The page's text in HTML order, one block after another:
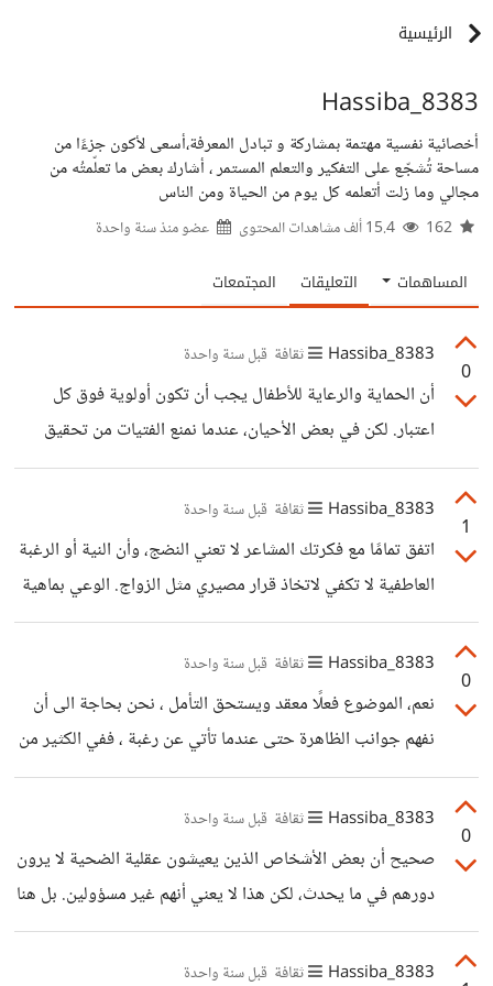
الرئيسية
8383_Hassiba
أخصائية نفسية مهتمة بمشاركة و تبادل المعرفة،أسعى لأكون جزءًا من
مساحة تُشجّع على التفكير والتعلم المستمر ، أشارك بعض ما تعلّمتُه من
مجالي وما زلت أتعلمه كل يوم من الحياة ومن الناس
عضو منذسنة واحدة
المساهمات التعليقات المجتمعات
0
8383_Hassiba ثقافة قبل سنة واحدة
أن الحماية والرعاية للأطفال يجب أن تكون أولوية فوق كل
اعتبار. لكن في بعض الأحيان، عندما نمنع الفتيات من تحقيق
رغبتهن، نجد أن الكثير منهن قد يلجأن إلى الهروب، أو البقاء في
علاقات غرامية سرّية مع الشخص ذاته، وقد يتطور الأمر إلى
الدخول في ممارسات غير شرعية تنتهي بما لا يُحمد عقباه. فكيف
يمكن التعامل مع مثل هذه الحالات !؟
1
8383_Hassiba ثقافة قبل سنة واحدة
اتفق تمامًا مع فكرتك المشاعر لا تعني النضج، وأن النية أو الرغبة
العاطفية لا تكفي لاتخاذ قرار مصيري مثل الزواج. الوعي بماهية
الزواج ومسؤولياته هو حجر الأساس، وهذا الوعي لا يتكوّن في
عمر الطفولة أو المراهقة، بل يحتاج لخبرة، نضج نفسي،
واستقلال فكري. والدور الحقيقي اليوم هو أن نساعد هؤلاء
الفتيات على فهم دوافعهن العاطفية، وتوجيهها بدل محاكمتها أو
تركها تنضج في بيئة مشوشة بل حمايتها حتى تتعلم ماهي
رغباتهن،
0
8383_Hassiba ثقافة قبل سنة واحدة
نعم، الموضوع فعلًا معقد ويستحق التأمل ، نحن بحاجة الى أن
نفهم جوانب الظاهرة حتى عندما تأتي عن رغبة ، ففي الكثير من
الحالات، تكون "رغبة القاصر" مجرّد استجابة مشوشة
لاحتياجاتها النفسية التي لم تجد من يلبيها بطرق صحية، فتتجه
نحو فكرة الزواج ظنًا منها أنه مخرج أو إثبات لذاتها. التساؤل
الحقيقي هو: كيف يمكن للمجتمع أن يوازن بين التقاليد والحماية
الفعلية للأطفال؟ وهل نحتاج لتوعية وتغيير نظرة عامة نحو هذه
0
8383_Hassiba ثقافة قبل سنة واحدة
صحيح أن بعض الأشخاص الذين يعيشون عقلية الضحية لا يرون
دورهم في ما يحدث، لكن هذا لا يعني أنهم غير مسؤولين. بل هنا
تحديدًا تكمن المشكلة : أن الشخص يرفض أو يعجز عن رؤية
نفسه كجزء من الموقف، ويستمر في إسقاط كل ما يحدث على
8383_Hassiba ثقافة قبل سنة واحدة